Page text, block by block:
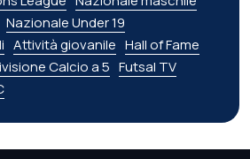
Nazionale Under 19
Attività giovanile Hall of Fame
Calcio a 5 Futsal TV